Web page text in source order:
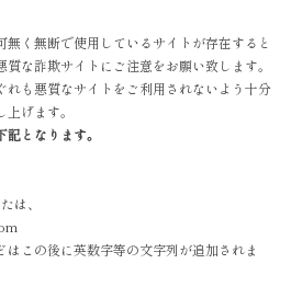
く無断で使用しているサイトが存在すると
な詐欺サイトにご注意をお願い致します。
れも悪質なサイトをご利用されないよう十分
げます。
となります。
は、
はこの後に英数字等の文字列が追加されま